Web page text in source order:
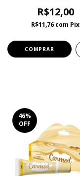
R$12,00
R$11,76 com Pix
46%
OFF